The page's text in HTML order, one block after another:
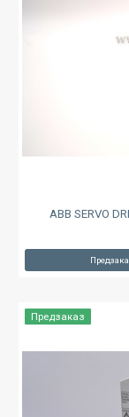
ABB SERVO
Предзаказ